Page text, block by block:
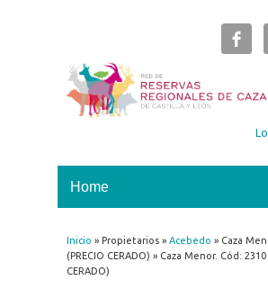
You are here
Inicio » Propietarios » Acebedo » Caza
(PRECIO CERADO) » Caza Menor. Cód: 2310
CERADO)